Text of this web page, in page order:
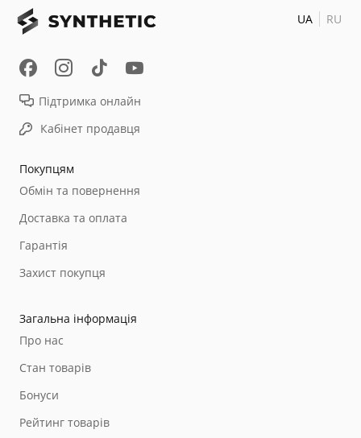
Покупцям
Обмін та повернення
Доставка та оплата
Гарантія
Захист покупця
Загальна інформація
Про нас
Стан товарів
Бонуси
Рейтинг товарів
Підтримка онлайн
Кабінет продавця
UA RU